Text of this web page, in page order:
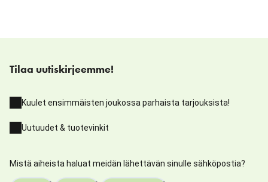
Tilaa uutiskirjeemme!
Kuulet ensimmäisten joukossa parhaista tarjouksista!
Uutuudet & tuotevinkit
Mistä aiheista haluat meidän lähettävän sinulle sähköpostia?